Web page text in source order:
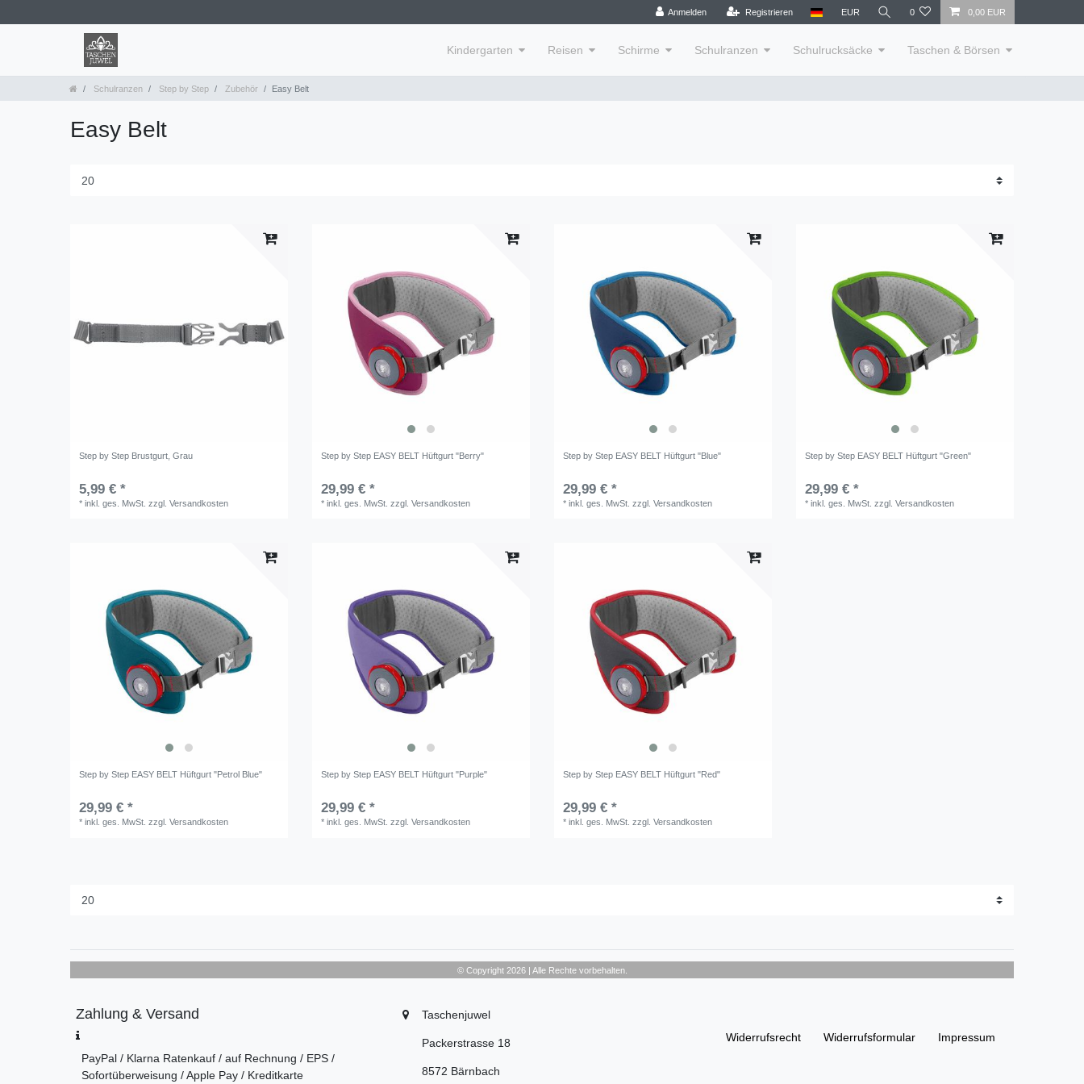
Anmelden Registrieren EUR 0 0,00 EUR
Kindergarten Reisen Schirme Schulranzen Schulrucksäcke Taschen & Börsen
Schulranzen Step by Step Zubehör Easy Belt
Easy Belt
Step by Step Brustgurt, Grau
5,99 € *
*inkl. ges. MwSt. zzgl.Versandkosten
Step by Step EASY BELT Hüftgurt "Berry"
29,99 € *
*inkl. ges. MwSt. zzgl.Versandkosten
Step by Step EASY BELT Hüftgurt "Blue"
29,99 € *
*inkl. ges. MwSt. zzgl.Versandkosten
Step by Step EASY BELT Hüftgurt "Green"
29,99 € *
*inkl. ges. MwSt. zzgl.Versandkosten
Step by Step EASY BELT Hüftgurt "Petrol Blue"
29,99 € *
*inkl. ges. MwSt. zzgl.Versandkosten
Step by Step EASY BELT Hüftgurt "Purple"
29,99 € *
*inkl. ges. MwSt. zzgl.Versandkosten
Step by Step EASY BELT Hüftgurt "Red"
29,99 € *
*inkl. ges. MwSt. zzgl.Versandkosten
© Copyright 2026 | Alle Rechte vorbehalten.
Zahlung & Versand
PayPal / Klarna Ratenkauf / auf Rechnung / EPS /
Sofortüberweisung / Apple Pay / Kreditkarte
Taschenjuwel
Packerstrasse 18
8572 Bärnbach
Widerrufs­recht Widerrufs­formular Impressum